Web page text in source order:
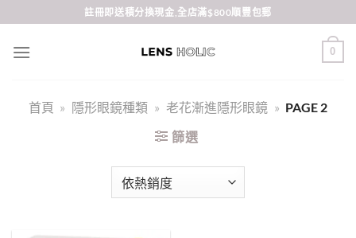
to
content
註冊即送積分換現金,全店滿$800順豐包郵
0
首頁 » 隱形眼鏡種類 » 老花漸進隱形眼鏡 » PAGE 2
篩選